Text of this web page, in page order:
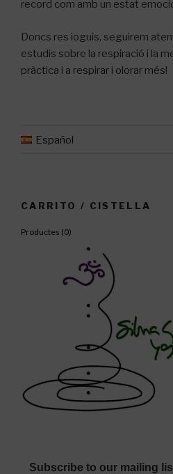
record com amb un estat
Doncs res ioguis, seguirem
estudis sobre la respiració i la
pràctica i a respirar i olorar més!
Español
CARRITO / CISTELLA
Productes (0)
Subscribe to our mailing